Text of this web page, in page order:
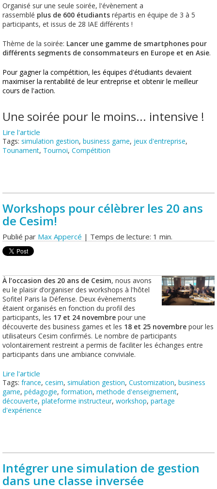
Organisé sur une seule soirée, l'évènement a
rassemblé plus de 600 étudiants répartis en équipe de 3 à 5
participants, et issus de 28 IAE différents !
Thème de la soirée: Lancer une gamme de smartphones pour
différents segments de consommateurs en Europe et en Asie.
Pour gagner la compétition, les équipes d'étudiants devaient
maximiser la rentabilité de leur entreprise et obtenir le meilleur
cours de l'action.
Une soirée pour le moins... intensive !
Lire l'article
Tags: simulation gestion, business game, jeux d'entreprise,
Tounament, Tournoi, Compétition
Workshops pour célèbrer les 20 ans
de Cesim!
Publié par Max Appercé | Temps de lecture: 1 min.
À l’occasion des 20 ans de Cesim, nous avons
eu le plaisir d’organiser des workshops à l'hôtel
Sofitel Paris la Défense. Deux évènements
étaient organisés en fonction du profil des
participants, les 17 et 24 novembre pour une
découverte des business games et les 18 et 25 novembre pour les
utilisateurs Cesim confirmés. Le nombre de participants
volontairement restreint a permis de faciliter les échanges entre
participants dans une ambiance conviviale.
Lire l'article
Tags: france, cesim, simulation gestion, Customization, business
game, pédagogie, formation, methode d'enseignement,
découverte, plateforme instructeur, workshop, partage
d'expérience
Intégrer une simulation de gestion
dans une classe inversée